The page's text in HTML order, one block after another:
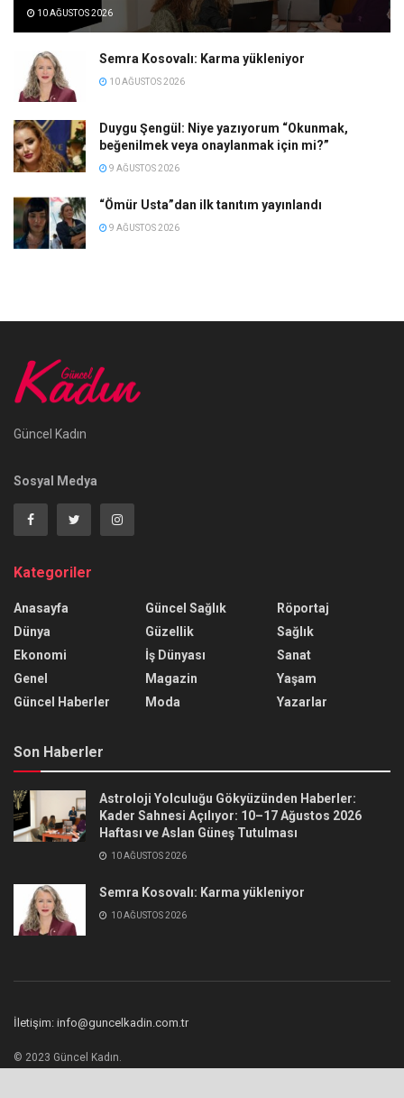
10 AĞUSTOS 2026
Semra Kosovalı: Karma yükleniyor
10 AĞUSTOS 2026
Duygu Şengül: Niye yazıyorum “Okunmak,
beğenilmek veya onaylanmak için mi?”
9 AĞUSTOS 2026
“Ömür Usta”dan ilk tanıtım yayınlandı
9 AĞUSTOS 2026
Güncel Kadın
Sosyal Medya
Kategoriler
Anasayfa
Dünya
Ekonomi
Genel
Güncel Haberler
Güncel Sağlık
Güzellik
İş Dünyası
Magazin
Moda
Röportaj
Sağlık
Sanat
Yaşam
Yazarlar
Son Haberler
Astroloji Yolculuğu Gökyüzünden Haberler:
Kader Sahnesi Açılıyor: 10–17 Ağustos 2026
Haftası ve Aslan Güneş Tutulması
10 AĞUSTOS 2026
Semra Kosovalı: Karma yükleniyor
10 AĞUSTOS 2026
İletişim: info@guncelkadin.com.tr
© 2023 Güncel Kadın.